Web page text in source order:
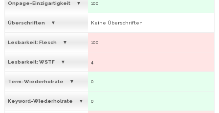
Onpage-Einzigartigkeit 100
Überschriften Keine Überschriften
Lesbarkeit: Flesch 100
Lesbarkeit: WSTF 4
Term-Wiederholrate 0
Keyword-Wiederholrate 0